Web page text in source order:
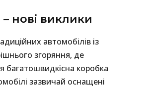
нові виклики
автомобілів із
згоряння, де
багатошвидкісна коробка
зазвичай оснащені